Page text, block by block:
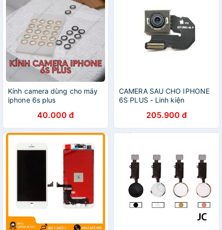
Kính camera dùng cho máy
iphone 6s plus
40.000 đ
CAMERA SAU CHO IPHONE
6S PLUS - Linh kiện
205.900 đ